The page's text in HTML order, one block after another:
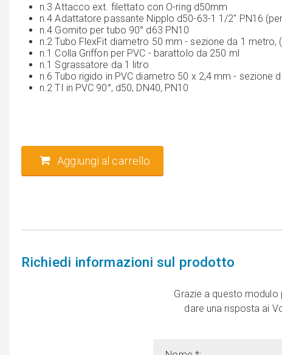
n.3 Attacco ext. filettato con O-ring d50mm
n.4 Adattatore passante Nipplo d50-63-1 1/2'' PN16
n.4 Gomito per tubo 90° d63 PN10
n.2 Tubo FlexFit diametro 50 mm - sezione da 1 metro,
n.1 Colla Griffon per PVC - barattolo da 250 ml
n.1 Sgrassatore da 1 litro
n.6 Tubo rigido in PVC diametro 50 x 2,4 mm - sezione
n.2 TI in PVC 90°, d50, DN40, PN10
Aggiungi al carrello
Richiedi informazioni sul prodotto
Grazie a questo
dare una risposta ai